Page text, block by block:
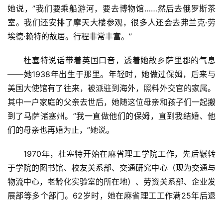
她说，”我们要乘船游河，要去博物馆……然后去俄罗斯茶
室。我们还安排了摩天大楼参观，很多人还会去弗兰克·劳
埃德·赖特的故居。行程非常丰富。”
杜塞特说话带着英国口音，透着她故乡萨里郡的气息
——她1938年出生于那里。年轻时，她做过保姆，后来与
美国大使馆有了往来，被派驻到海外，照料外交官的家属。
其中一户家庭的父亲去世后，她随这位母亲和孩子们一起搬
到了马萨诸塞州。”我一直做他们的保姆，直到我结婚、他
们的母亲也再婚为止，”她说。
1970年，杜塞特开始在麻省理工学院工作，先后辗转
于学院的图书馆、校友关系部、交通研究中心（现为交通与
物流中心，老龄化实验室的所在地）、劳资关系部、企业发
展部等多个部门。62岁时，她在麻省理工工作满25年后退